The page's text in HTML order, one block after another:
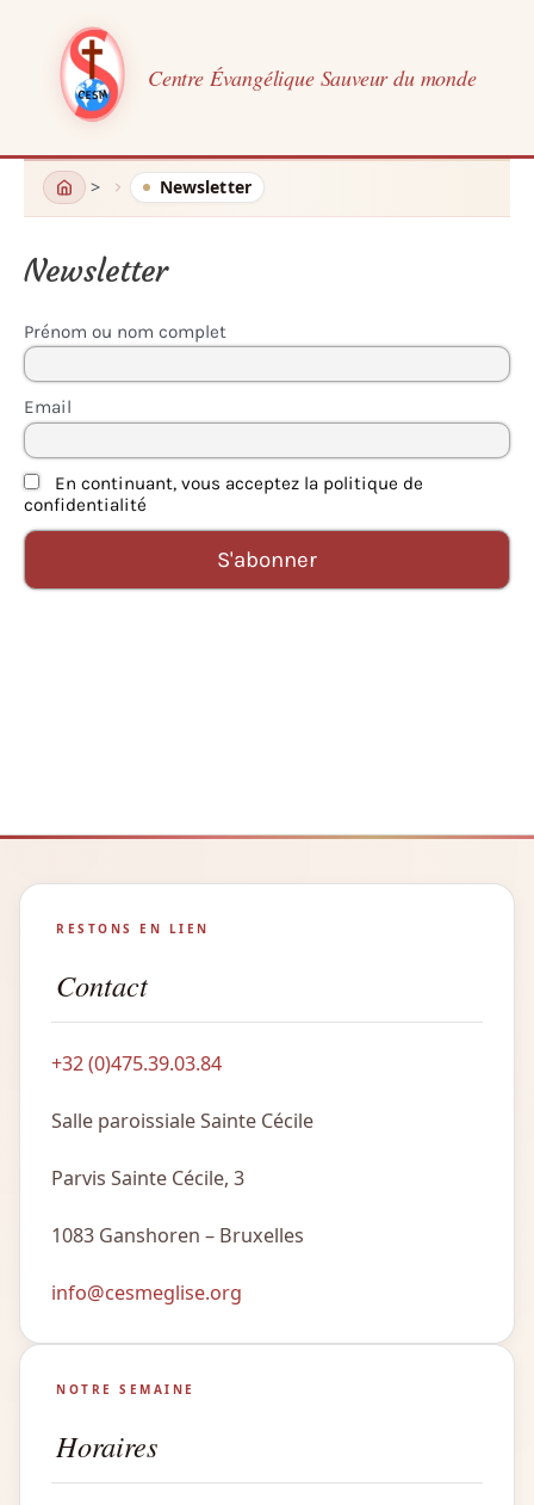
Centre Évangélique Sauveur du monde
Newsletter
Newsletter
Prénom ou nom complet
Email
En continuant, vous acceptez la politique de
confidentialité
RESTONS EN LIEN
Contact
+32 (0)475.39.03.84
Salle paroissiale Sainte Cécile
Parvis Sainte Cécile, 3
1083 Ganshoren – Bruxelles
info@cesmeglise.org
NOTRE SEMAINE
Horaires